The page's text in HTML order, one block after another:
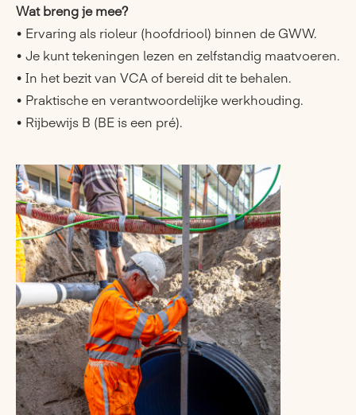
Wat breng je mee?
• Ervaring als rioleur (hoofdriool) binnen de GWW.
• Je kunt tekeningen lezen en zelfstandig maatvoeren.
• In het bezit van VCA of bereid dit te behalen.
• Praktische en verantwoordelijke werkhouding.
• Rijbewijs B (BE is een pré).